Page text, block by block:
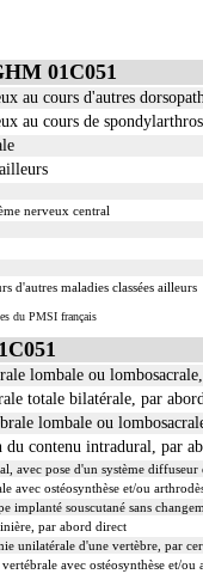
01C051
au cours d'autres
au cours de
nerveux central
d'autres maladies classées ailleurs
du PMSI français
lombale ou
totale bilatérale, par
lombale ou
contenu intradural, par
avec pose d'un système
avec ostéosynthèse et/ou
implanté souscutané sans
par abord direct
unilatérale d'une vertèbre, par
avec ostéosynthèse et/